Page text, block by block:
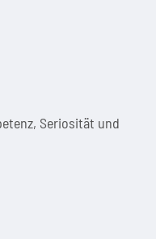
Seri­osi­tät und